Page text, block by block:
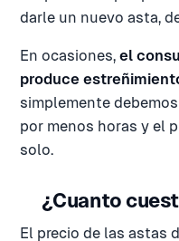
darle un nuevo asta,
En ocasiones, el
produce
simplemente
por menos horas y el
solo.
¿Cuanto
El precio de las astas